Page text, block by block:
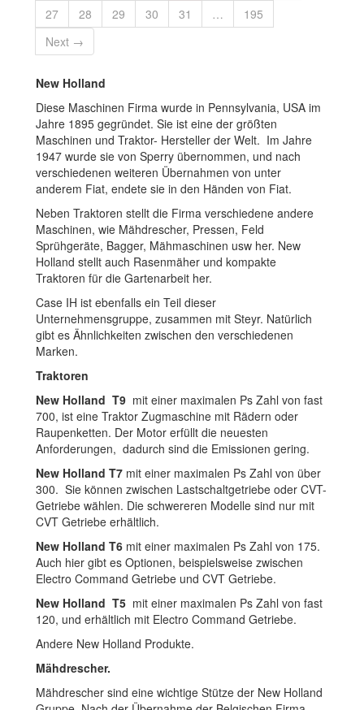
27
28 29 30 31 …
195
Next →
New Holland
Diese Maschinen Firma wurde in Pennsylvania, USA im
Jahre 1895 gegründet. Sie ist eine der größten
Maschinen und Traktor- Hersteller der Welt. Im Jahre
1947 wurde sie von Sperry übernommen, und nach
verschiedenen weiteren Übernahmen von unter
anderem Fiat, endete sie in den Händen von Fiat.
Neben Traktoren stellt die Firma verschiedene andere
Maschinen, wie Mähdrescher, Pressen, Feld
Sprühgeräte, Bagger, Mähmaschinen usw her. New
Holland stellt auch Rasenmäher und kompakte
Traktoren für die Gartenarbeit her.
Case IH ist ebenfalls ein Teil dieser
Unternehmensgruppe, zusammen mit Steyr. Natürlich
gibt es Ähnlichkeiten zwischen den verschiedenen
Marken.
Traktoren
New Holland T9 mit einer maximalen Ps Zahl von fast
700, ist eine Traktor Zugmaschine mit Rädern oder
Raupenketten. Der Motor erfüllt die neuesten
Anforderungen, dadurch sind die Emissionen gering.
New Holland T7 mit einer maximalen Ps Zahl von über
300. Sie können zwischen Lastschaltgetriebe oder CVT-
Getriebe wählen. Die schwereren Modelle sind nur mit
CVT Getriebe erhältlich.
New Holland T6 mit einer maximalen Ps Zahl von 175.
Auch hier gibt es Optionen, beispielsweise zwischen
Electro Command Getriebe und CVT Getriebe.
New Holland T5 mit einer maximalen Ps Zahl von fast
120, und erhältlich mit Electro Command Getriebe.
Andere New Holland Produkte.
Mähdrescher.
Mähdrescher sind eine wichtige Stütze der New Holland